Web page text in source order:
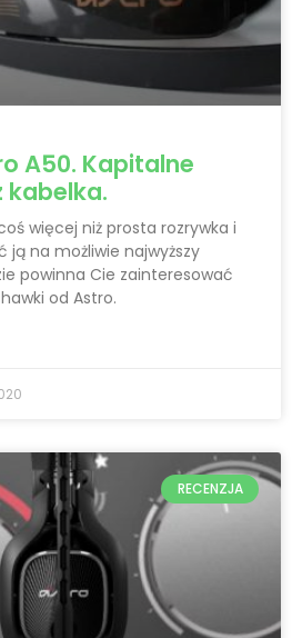
A50. Kapitalne
kabelka.
więcej niż prosta rozrywka i
ją na możliwie najwyższy
powinna Cie zainteresować
od Astro.
RECENZJA